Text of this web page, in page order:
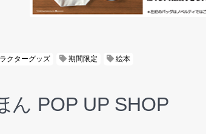
クターグッズ 期間限定 絵本
ん POP UP SHOP